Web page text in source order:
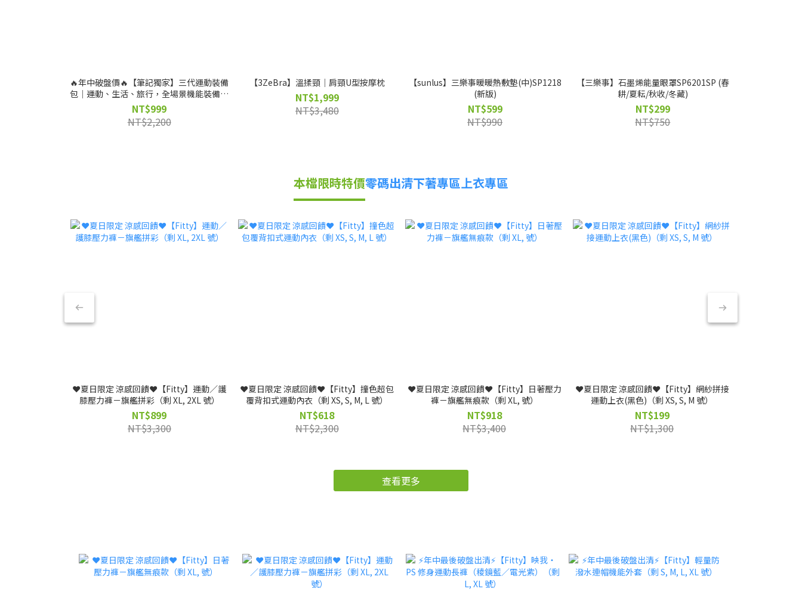
🔥年中破盤價🔥【筆記獨家】三代運動裝備
包｜運動、生活、旅行，全場景機能裝備包
★ (贈)【筆記獨家】客製不織布袋
NT$999
NT$2,200
【3ZeBra】溫揉頸｜肩頸U型按摩枕
NT$1,999
NT$3,480
【sunlus】三樂事暖暖熱敷墊(中)SP1218
(新版)
NT$599
NT$990
【三樂事】石墨烯能量眼罩SP6201SP (春
耕/夏耘/秋收/冬藏)
NT$299
NT$750
本檔限時特價零碼出清下著專區上衣專區
❤️夏日限定 涼感回饋❤️【Fitty】運動／護
膝壓力褲－旗艦拼彩（剩 XL, 2XL 號）
NT$899
NT$3,300
❤️夏日限定 涼感回饋❤️【Fitty】撞色超包
覆背扣式運動內衣（剩 XS, S, M, L 號）
NT$618
NT$2,300
❤️夏日限定 涼感回饋❤️【Fitty】日著壓力
褲－旗艦無痕款（剩 XL, 號）
NT$918
NT$3,400
❤️夏日限定 涼感回饋❤️【Fitty】網紗拼接
運動上衣(黑色)（剩 XS, S, M 號）
NT$199
NT$1,300
查看更多